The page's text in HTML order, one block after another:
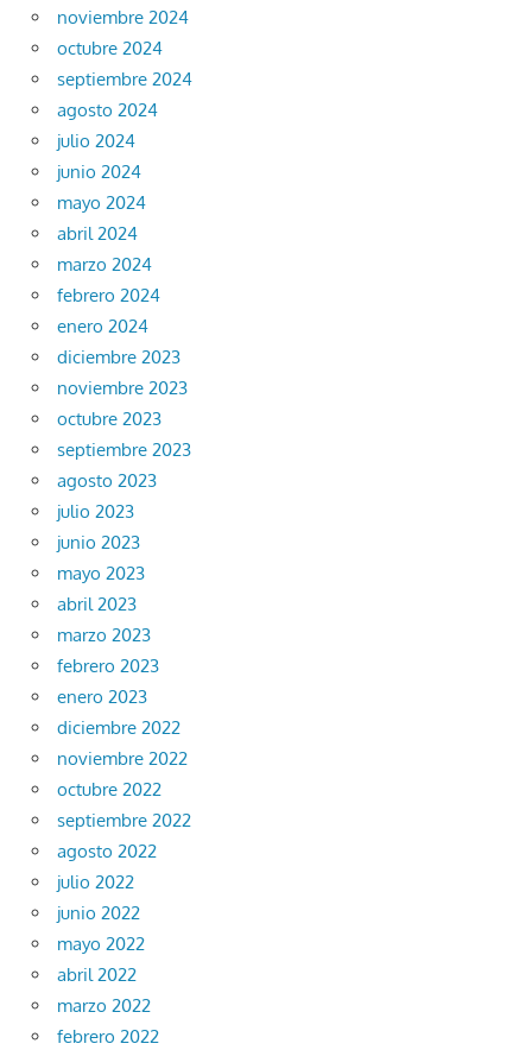
noviembre 2024
octubre 2024
septiembre 2024
agosto 2024
julio 2024
junio 2024
mayo 2024
abril 2024
marzo 2024
febrero 2024
enero 2024
diciembre 2023
noviembre 2023
octubre 2023
septiembre 2023
agosto 2023
julio 2023
junio 2023
mayo 2023
abril 2023
marzo 2023
febrero 2023
enero 2023
diciembre 2022
noviembre 2022
octubre 2022
septiembre 2022
agosto 2022
julio 2022
junio 2022
mayo 2022
abril 2022
marzo 2022
febrero 2022